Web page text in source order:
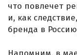
что повлечет
и, как
бренда в